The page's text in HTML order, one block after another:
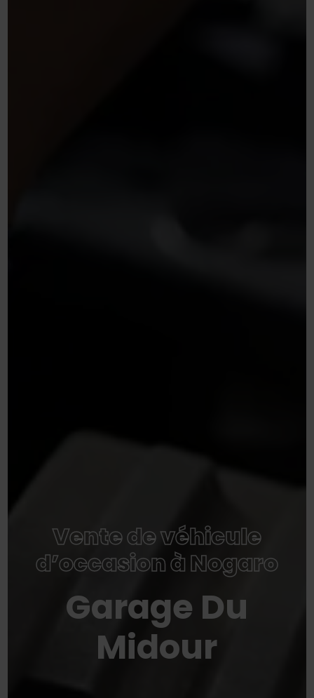
Vente de véhicule
d’occasion à Nogaro
Garage Du
Midour